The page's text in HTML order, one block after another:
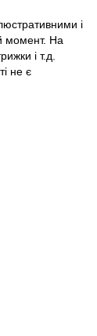
і
момент. На
і т.д.
не є